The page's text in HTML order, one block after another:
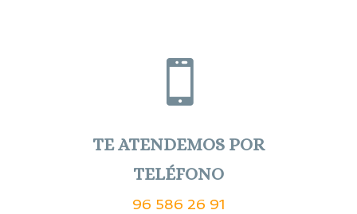

TE ATENDEMOS POR
TELÉFONO
96 586 26 91